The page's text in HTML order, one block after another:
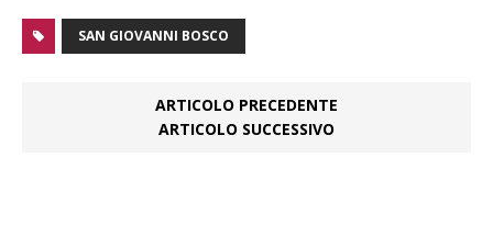
SAN GIOVANNI BOSCO
ARTICOLO PRECEDENTE
ARTICOLO SUCCESSIVO